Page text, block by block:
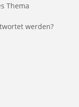
Thema
werden?